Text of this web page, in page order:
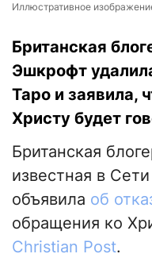
Иллюстративное
Британская
Эшкрофт
Таро и заявила,
Христу будет
Британская
известная в
объявила об
обращения ко
Christian Post.